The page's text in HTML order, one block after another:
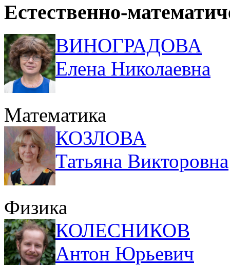
Естественно-
ВИНОГРАДОВА
Елена Николаевна
Математика
КОЗЛОВА
Татьяна Викторовна
Физика
КОЛЕСНИКОВ
Антон Юрьевич